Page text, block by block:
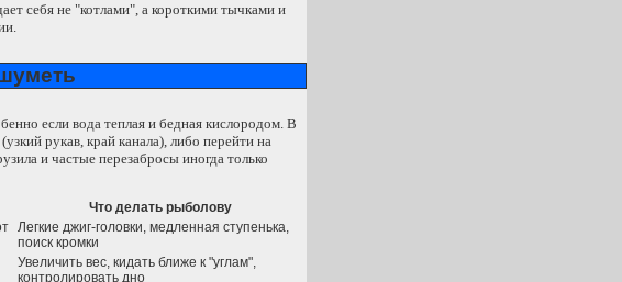
себя не "котлами", а короткими тычками и
если вода теплая и бедная кислородом. В
рукав, край канала), либо перейти на
и частые перезабросы иногда только
Что делать рыболову
Легкие джиг-головки, медленная ступенька,
поиск кромки
Увеличить вес, кидать ближе к "углам",
контролировать дно